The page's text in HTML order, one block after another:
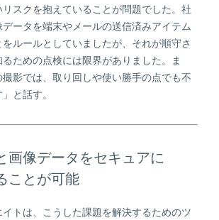
スクを抱えていることが問題でした。社
ータを端末やメールの送信済みアイテム
ルールとしていましたが、それが順守さ
ための点検には限界がありました。ま
影では、取り回しや使い勝手の点でも不
と話す。
画像データをセキュアに
ことが可能
トは、こうした課題を解決するためのツ